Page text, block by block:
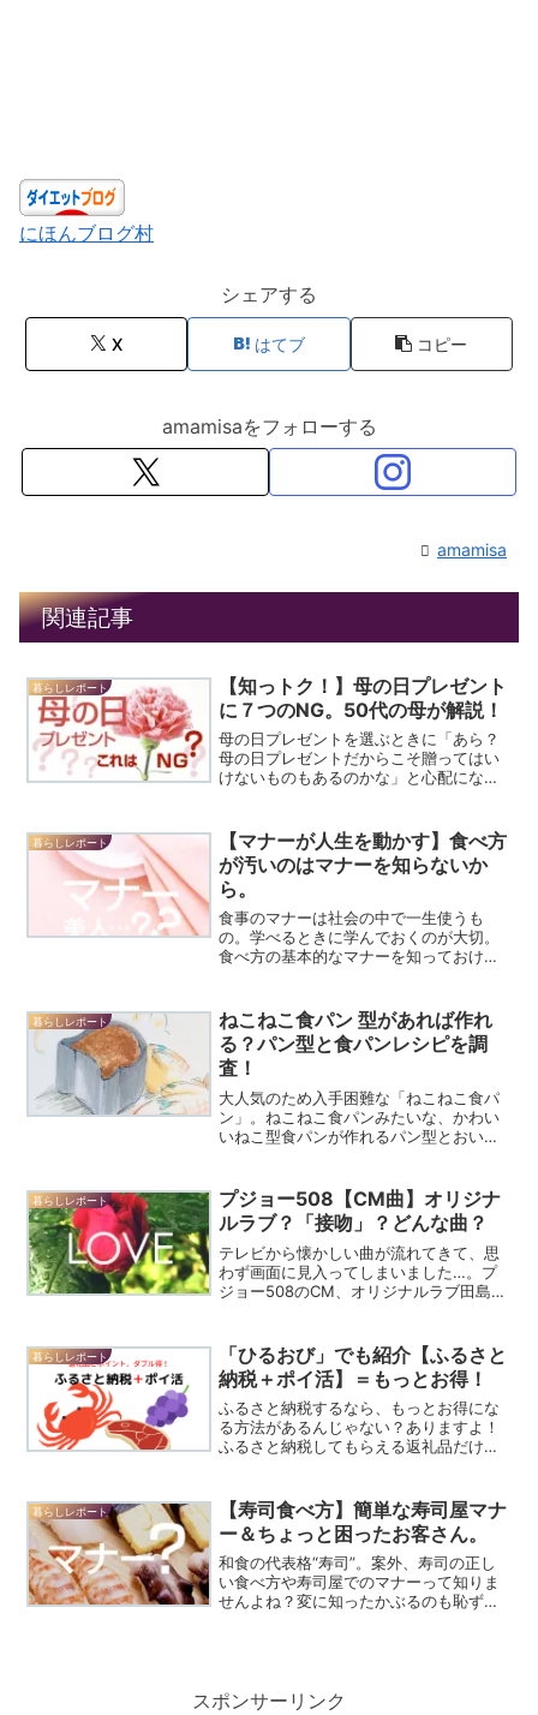
にほんブログ村
シェアする
X はてブ コピー
amamisaをフォローする
amamisa
関連記事
暮らしレポート
【知っトク！】母の日プレゼント
に７つのNG。50代の母が解説！
母の日プレゼントを選ぶときに「あら？
母の日プレゼントだからこそ贈ってはい
けないものもあるのかな」と心配になる
ておきましょう！
暮らしレポート
【マナーが人生を動かす】食べ方
が汚いのはマナーを知らないか
ら。
食事のマナーは社会の中で一生使うも
の。学べるときに学んでおくのが大切。
食べ方の基本的なマナーを知っておけ
暮らしレポート
ねこねこ食パン 型があれば作れ
る？パン型と食パンレシピを調
査！
大人気のため入手困難な「ねこねこ食パ
ン」。ねこねこ食パンみたいな、かわい
いねこ型食パンが作れるパン型とおいし
ちで焼きたてを楽しめますね！
暮らしレポート
プジョー508【CM曲】オリジナ
ルラブ？「接吻」？どんな曲？
テレビから懐かしい曲が流れてきて、思
わず画面に見入ってしまいました…。プ
ジョー508のCM、オリジナルラブ田島貴
暮らしレポート
「ひるおび」でも紹介【ふるさと
納税＋ポイ活】＝もっとお得！
ふるさと納税するなら、もっとお得にな
る方法があるんじゃない？ありますよ！
ふるさと納税してもらえる返礼品だけで
まります！ふるさと納税してポイントま
で貯まるなんて…知らない...
暮らしレポート
【寿司食べ方】簡単な寿司屋マナ
ー＆ちょっと困ったお客さん。
和食の代表格“寿司”。案外、寿司の正し
い食べ方や寿司屋でのマナーって知りま
せんよね？変に知ったかぶるのも恥ずか
スポンサーリンク